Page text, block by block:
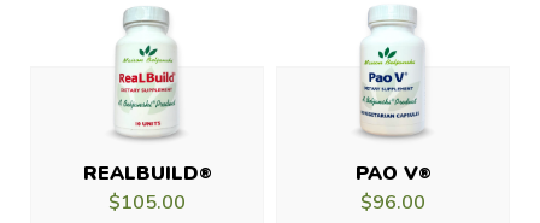
REALBUILD®
$105.00
PAO V®
$96.00